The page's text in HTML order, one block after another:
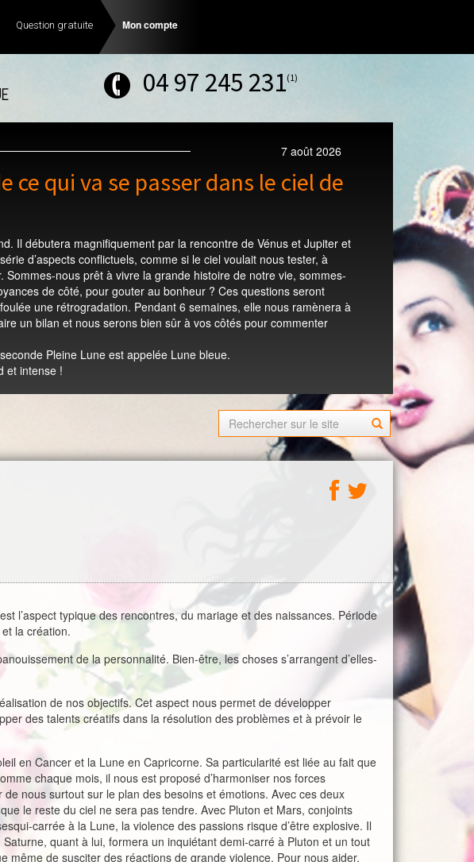
Question gratuite Mon compte
04 97 245 231(1)
7 août 2026
ce qui va se passer dans le ciel de
Il débutera magnifiquement par la rencontre de Vénus et Jupiter et
d’aspects conflictuels, comme si le ciel voulait nous tester, à
nous prêt à vivre la grande histoire de notre vie, sommes-
de côté, pour gouter au bonheur ? Ces questions seront
une rétrogradation. Pendant 6 semaines, elle nous ramènera à
un bilan et nous serons bien sûr à vos côtés pour commenter
Pleine Lune est appelée Lune bleue.
et intense !
l’aspect typique des rencontres, du mariage et des naissances. Période
la création.
de la personnalité. Bien-être, les choses s’arrangent d’elles-
de nos objectifs. Cet aspect nous permet de développer
des talents créatifs dans la résolution des problèmes et à prévoir le
en Cancer et la Lune en Capricorne. Sa particularité est liée au fait que
chaque mois, il nous est proposé d’harmoniser nos forces
nous surtout sur le plan des besoins et émotions. Avec ces deux
le reste du ciel ne sera pas tendre. Avec Pluton et Mars, conjoints
carrée à la Lune, la violence des passions risque d’être explosive. Il
quant à lui, formera un inquiétant demi-carré à Pluton et un tout
de susciter des réactions de grande violence. Pour nous aider,